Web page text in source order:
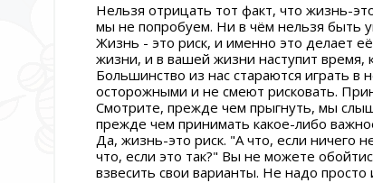
Нельзя отрицать тот факт, что жизнь-
мы не попробуем. Ни в чём нельзя быть
Жизнь - это риск, и именно это делает
жизни, и в вашей жизни наступит время,
Большинство из нас стараются играть
осторожными и не смеют рисковать.
Смотрите, прежде чем прыгнуть, мы
прежде чем принимать какое-либо
Да, жизнь-это риск. "А что, если ничего
что, если это так?" Вы не можете
взвесить свои варианты. Не надо просто